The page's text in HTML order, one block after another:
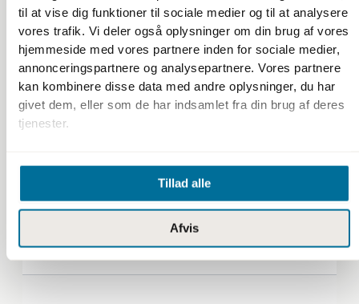
til at vise dig funktioner til sociale medier og til at analysere
vores trafik. Vi deler også oplysninger om din brug af vores
hjemmeside med vores partnere inden for sociale medier,
annonceringspartnere og analysepartnere. Vores partnere
kan kombinere disse data med andre oplysninger, du har
givet dem, eller som de har indsamlet fra din brug af deres
tjenester.
Tillad alle
Afvis
Certifications
Safety Data Sheets
Technical Data Sheets
Shop
My account
Follow us
Facebook
Instagram
YouTube